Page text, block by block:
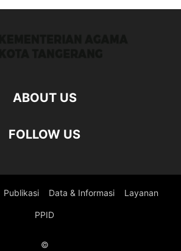
ABOUT US
FOLLOW US
Publikasi Data & Informasi Layanan
PPID
©